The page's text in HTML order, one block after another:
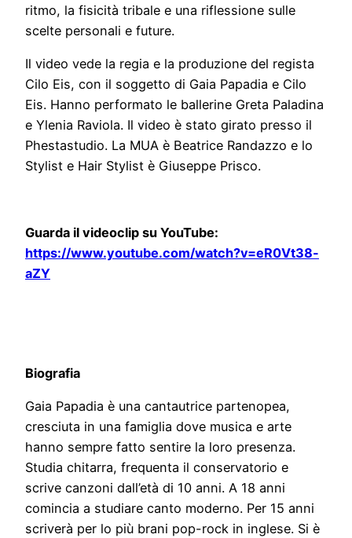
ritmo, la fisicità tribale e una riflessione sulle
scelte personali e future.
Il video vede la regia e la produzione del regista
Cilo Eis, con il soggetto di Gaia Papadia e Cilo
Eis. Hanno performato le ballerine Greta Paladina
e Ylenia Raviola. Il video è stato girato presso il
Phestastudio. La MUA è Beatrice Randazzo e lo
Stylist e Hair Stylist è Giuseppe Prisco.
Guarda il videoclip su YouTube:
https://www.youtube.com/watch?v=eR0Vt38-
aZY
Biografia
Gaia Papadia è una cantautrice partenopea,
cresciuta in una famiglia dove musica e arte
hanno sempre fatto sentire la loro presenza.
Studia chitarra, frequenta il conservatorio e
scrive canzoni dall’età di 10 anni. A 18 anni
comincia a studiare canto moderno. Per 15 anni
scriverà per lo più brani pop-rock in inglese. Si è